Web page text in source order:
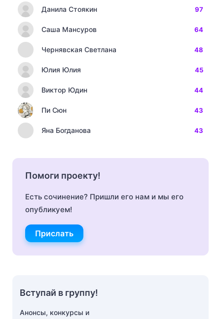
Данила Стоякин 97
Саша Мансуров 64
Чернявская Светлана 48
Юлия Юлия 45
Виктор Юдин 44
Пи Сюн 43
Яна Богданова 43
Помоги проекту!
Есть сочинение? Пришли его нам и мы его
опубликуем!
Прислать
Вступай в группу!
Анонсы, конкурсы и